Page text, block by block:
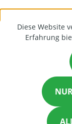
Diese Website
Erfahrung